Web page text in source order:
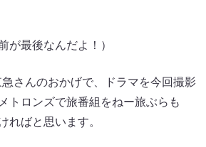
が最後なんだよ！）
さんのおかげで、ドラマを今回撮影
トロンズで旅番組をねー旅ぶらも
ればと思います。